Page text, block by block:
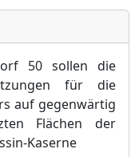
50 sollen die
für die
auf gegenwärtig
Flächen der
Kaserne